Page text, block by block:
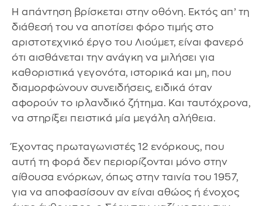
Η απάντηση βρίσκεται στην οθόνη. Εκτός απ’ τη
διάθεσή του να αποτίσει φόρο τιμής στο
αριστοτεχνικό έργο του Λιούμετ, είναι φανερό
ότι αισθάνεται την ανάγκη να μιλήσει για
καθοριστικά γεγονότα, ιστορικά και μη, που
διαμορφώνουν συνειδήσεις, ειδικά όταν
αφορούν το ιρλανδικό ζήτημα. Και ταυτόχρονα,
να στηρίξει πειστικά μία μεγάλη αλήθεια.
Έχοντας πρωταγωνιστές 12 ενόρκους, που
αυτή τη φορά δεν περιορίζονται μόνο στην
αίθουσα ενόρκων, όπως στην ταινία του 1957,
για να αποφασίσουν αν είναι αθώος ή ένοχος